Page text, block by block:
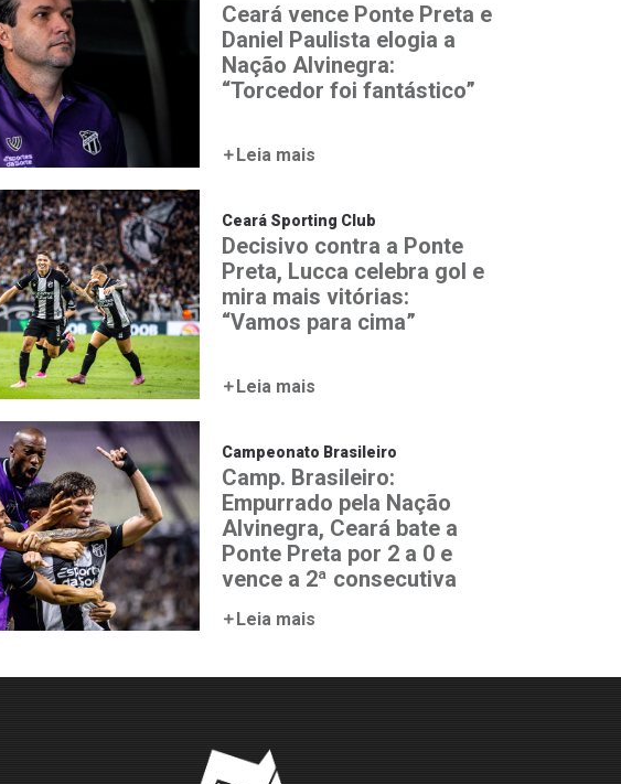
Ceará vence Ponte Preta e
Daniel Paulista elogia a
Nação Alvinegra:
“Torcedor foi fantástico”
Leia mais
Ceará Sporting Club
Decisivo contra a Ponte
Preta, Lucca celebra gol e
mira mais vitórias:
“Vamos para cima”
Leia mais
Campeonato Brasileiro
Camp. Brasileiro:
Empurrado pela Nação
Alvinegra, Ceará bate a
Ponte Preta por 2 a 0 e
vence a 2ª consecutiva
Leia mais